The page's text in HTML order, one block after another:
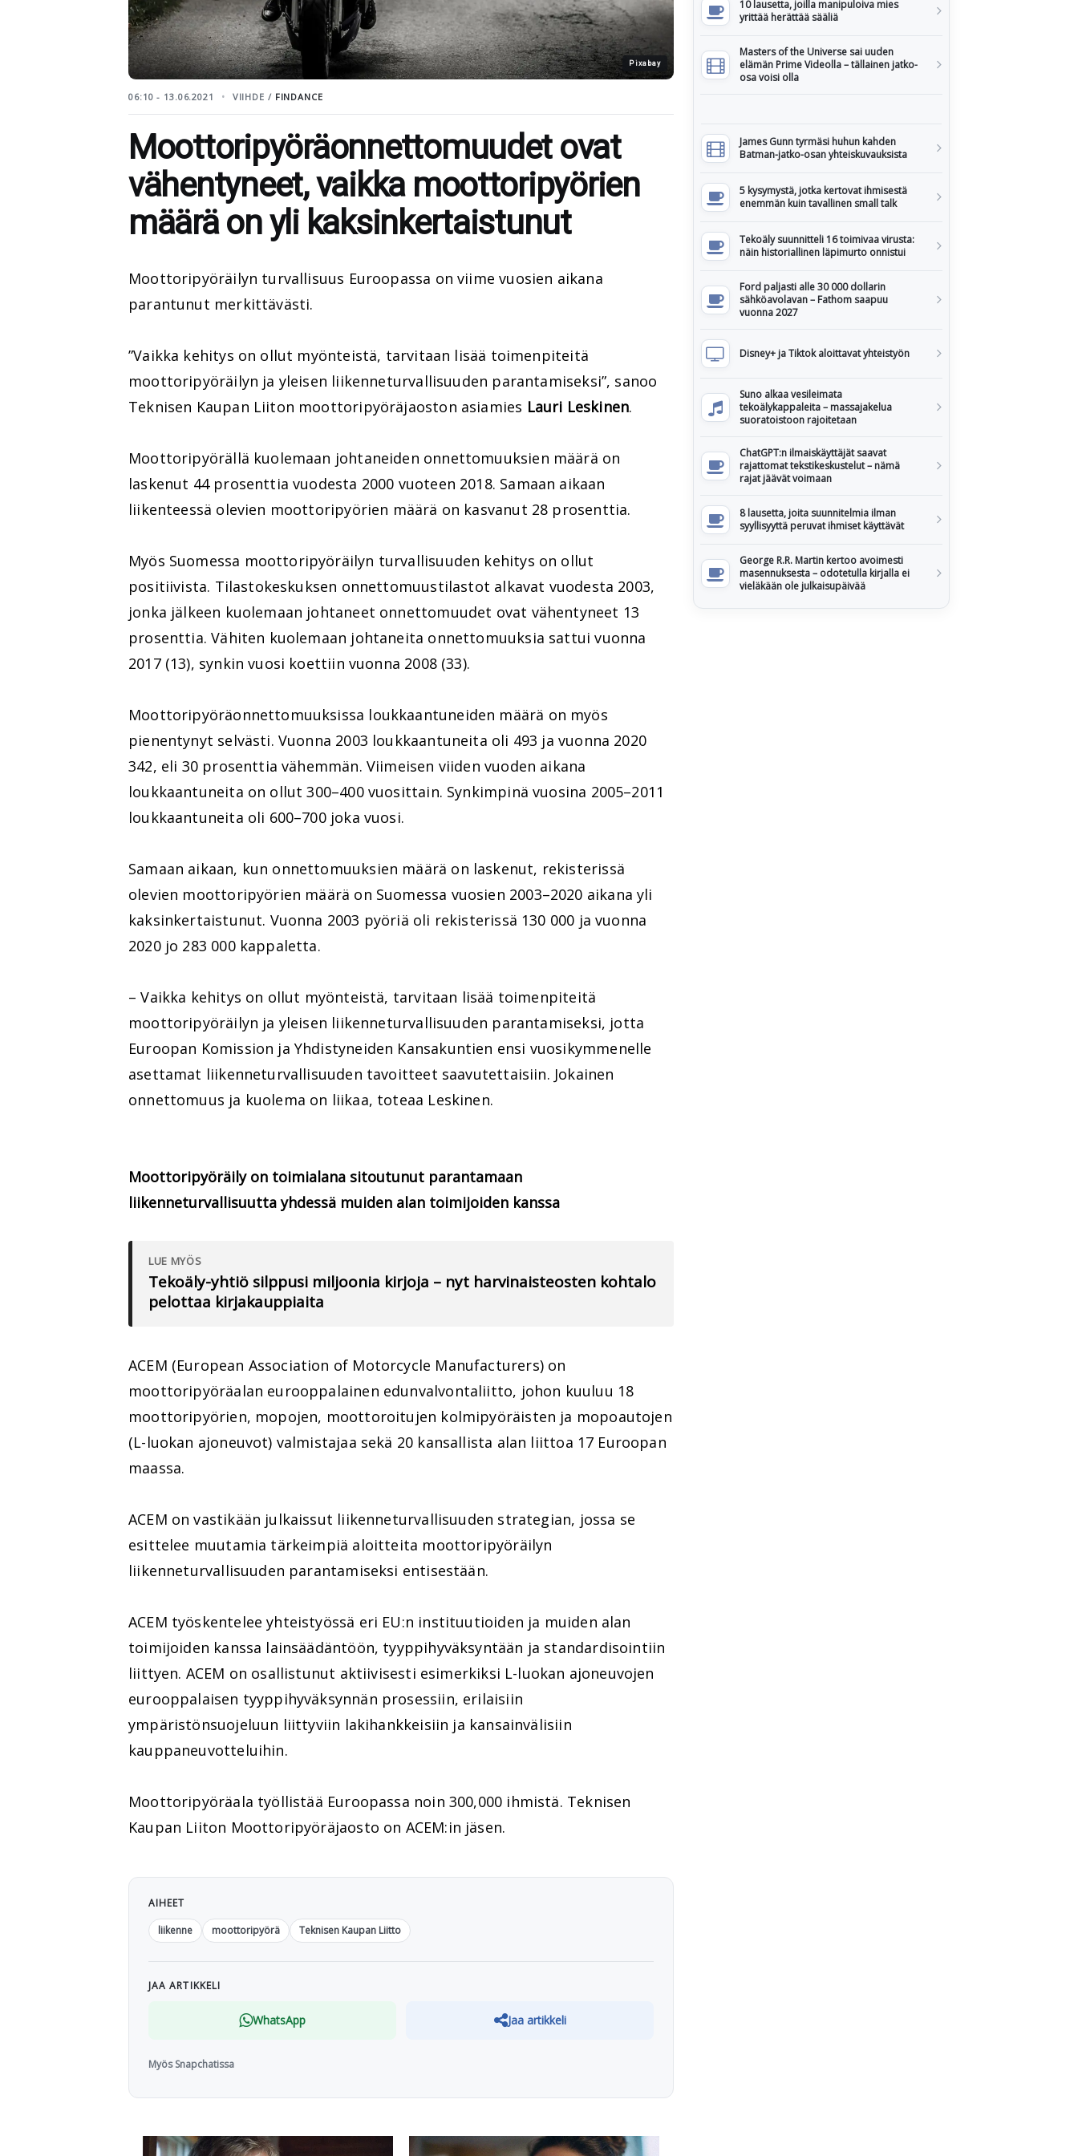
Pixabay
06:10 - 13.06.2021 VIIHDE / FINDANCE
Moottoripyöräonnettomuudet ovat
vähentyneet, vaikka moottoripyörien
määrä on yli kaksinkertaistunut
Moottoripyöräilyn turvallisuus Euroopassa on viime vuosien aikana
parantunut merkittävästi.
”Vaikka kehitys on ollut myönteistä, tarvitaan lisää toimenpiteitä
moottoripyöräilyn ja yleisen liikenneturvallisuuden parantamiseksi”, sanoo
Teknisen Kaupan Liiton moottoripyöräjaoston asiamies Lauri Leskinen.
Moottoripyörällä kuolemaan johtaneiden onnettomuuksien määrä on
laskenut 44 prosenttia vuodesta 2000 vuoteen 2018. Samaan aikaan
liikenteessä olevien moottoripyörien määrä on kasvanut 28 prosenttia.
Myös Suomessa moottoripyöräilyn turvallisuuden kehitys on ollut
positiivista. Tilastokeskuksen onnettomuustilastot alkavat vuodesta 2003,
jonka jälkeen kuolemaan johtaneet onnettomuudet ovat vähentyneet 13
prosenttia. Vähiten kuolemaan johtaneita onnettomuuksia sattui vuonna
2017 (13), synkin vuosi koettiin vuonna 2008 (33).
Moottoripyöräonnettomuuksissa loukkaantuneiden määrä on myös
pienentynyt selvästi. Vuonna 2003 loukkaantuneita oli 493 ja vuonna 2020
342, eli 30 prosenttia vähemmän. Viimeisen viiden vuoden aikana
loukkaantuneita on ollut 300–400 vuosittain. Synkimpinä vuosina 2005–2011
loukkaantuneita oli 600–700 joka vuosi.
Samaan aikaan, kun onnettomuuksien määrä on laskenut, rekisterissä
olevien moottoripyörien määrä on Suomessa vuosien 2003–2020 aikana yli
kaksinkertaistunut. Vuonna 2003 pyöriä oli rekisterissä 130 000 ja vuonna
2020 jo 283 000 kappaletta.
– Vaikka kehitys on ollut myönteistä, tarvitaan lisää toimenpiteitä
moottoripyöräilyn ja yleisen liikenneturvallisuuden parantamiseksi, jotta
Euroopan Komission ja Yhdistyneiden Kansakuntien ensi vuosikymmenelle
asettamat liikenneturvallisuuden tavoitteet saavutettaisiin. Jokainen
onnettomuus ja kuolema on liikaa, toteaa Leskinen.
Moottoripyöräily on toimialana sitoutunut parantamaan
liikenneturvallisuutta yhdessä muiden alan toimijoiden kanssa
LUE MYÖS
Tekoäly-yhtiö silppusi miljoonia kirjoja – nyt harvinaisteosten kohtalo
pelottaa kirjakauppiaita
ACEM (European Association of Motorcycle Manufacturers) on
moottoripyöräalan eurooppalainen edunvalvontaliitto, johon kuuluu 18
moottoripyörien, mopojen, moottoroitujen kolmipyöräisten ja mopoautojen
(L-luokan ajoneuvot) valmistajaa sekä 20 kansallista alan liittoa 17 Euroopan
maassa.
ACEM on vastikään julkaissut liikenneturvallisuuden strategian, jossa se
esittelee muutamia tärkeimpiä aloitteita moottoripyöräilyn
liikenneturvallisuuden parantamiseksi entisestään.
ACEM työskentelee yhteistyössä eri EU:n instituutioiden ja muiden alan
toimijoiden kanssa lainsäädäntöön, tyyppihyväksyntään ja standardisointiin
liittyen. ACEM on osallistunut aktiivisesti esimerkiksi L-luokan ajoneuvojen
eurooppalaisen tyyppihyväksynnän prosessiin, erilaisiin
ympäristönsuojeluun liittyviin lakihankkeisiin ja kansainvälisiin
kauppaneuvotteluihin.
Moottoripyöräala työllistää Euroopassa noin 300,000 ihmistä. Teknisen
Kaupan Liiton Moottoripyöräjaosto on ACEM:in jäsen.
AIHEET
liikenne
moottoripyörä Teknisen Kaupan Liitto
JAA ARTIKKELI
WhatsApp Jaa artikkeli
Myös Snapchatissa
10 lausetta, joilla manipuloiva mies
yrittää herättää sääliä
Masters of the Universe sai uuden
elämän Prime Videolla – tällainen jatko-
osa voisi olla
James Gunn tyrmäsi huhun kahden
Batman-jatko-osan yhteiskuvauksista
5 kysymystä, jotka kertovat ihmisestä
enemmän kuin tavallinen small talk
Tekoäly suunnitteli 16 toimivaa virusta:
näin historiallinen läpimurto onnistui
Ford paljasti alle 30 000 dollarin
sähköavolavan – Fathom saapuu
vuonna 2027
Disney+ ja Tiktok aloittavat yhteistyön
Suno alkaa vesileimata
tekoälykappaleita – massajakelua
suoratoistoon rajoitetaan
ChatGPT:n ilmaiskäyttäjät saavat
rajattomat tekstikeskustelut – nämä
rajat jäävät voimaan
8 lausetta, joita suunnitelmia ilman
syyllisyyttä peruvat ihmiset käyttävät
George R.R. Martin kertoo avoimesti
masennuksesta – odotetulla kirjalla ei
vieläkään ole julkaisupäivää